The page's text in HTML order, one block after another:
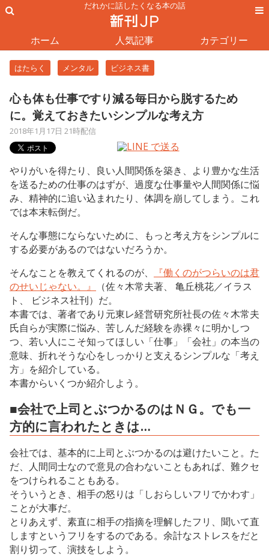
だれかに話したくなる本の話
ホーム 人気記事 カテゴリー
はたらく メンタル ビジネス書
心も体も仕事ですり減る毎日から脱するため
に。覚えておきたいシンプルな考え方
2018年1月17日 21時配信
やりがいを得たり、良い人間関係を築き、より豊かな生活
を送るための仕事のはずが、過度な仕事量や人間関係に悩
み、精神的に追い込まれたり、体調を崩してしまう。これ
では本末転倒だ。
そんな事態にならないために、もっと考え方をシンプルに
する必要があるのではないだろうか。
そんなことを教えてくれるのが、
『働くのがつらいのは君
のせいじゃない。』
（佐々木常夫著、 亀丘桃花／イラス
ト、 ビジネス社刊）だ。
本書では、著者であり元東レ経営研究所社長の佐々木常夫
氏自らが実際に悩み、苦しんだ経験を赤裸々に明かしつ
つ、若い人にこそ知ってほしい「仕事」「会社」の本当の
意味、折れそうな心をしっかりと支えるシンプルな「考え
方」を紹介している。
本書からいくつか紹介しよう。
■会社で上司とぶつかるのはＮＧ。でも一
方的に言われたときは…
会社では、基本的に上司とぶつかるのは避けたいこと。た
だ、人間同士なので意見の合わないこともあれば、難クセ
をつけられることもある。
そういうとき、相手の怒りは「しおらしいフリでかわす」
ことが大事だ。
とりあえず、素直に相手の指摘を理解したフリ、聞いて直
しますというフリをするのである。余計なストレスをだと
割り切って、演技をしよう。